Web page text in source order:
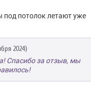
потолок летают уже
2024)
Спасибо за отзыв, мы